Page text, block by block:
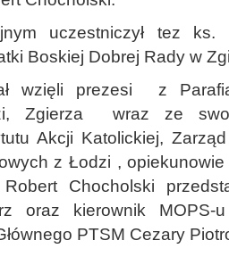
uczestniczył tez ks.
Boskiej Dobrej Rady w
wzięli prezesi z
Zgierza wraz ze
Akcji Katolickiej,
z Łodzi ,
Chocholski
oraz kierownik MOPS-
PTSM Cezary